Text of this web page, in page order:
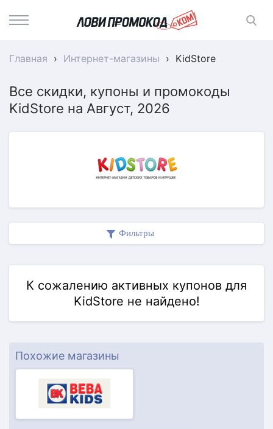
Главная › Интернет-магазины › KidStore
Все скидки, купоны и промокоды
KidStore на Август, 2026
Фильтры
К сожалению активных купонов для
KidStore не найдено!
Похожие магазины